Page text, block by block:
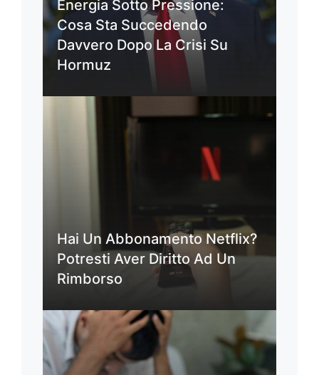
Energia Sotto Pressione:
Cosa Sta Succedendo
Davvero Dopo La Crisi Su
Hormuz
Hai Un Abbonamento Netflix?
Potresti Aver Diritto Ad Un
Rimborso